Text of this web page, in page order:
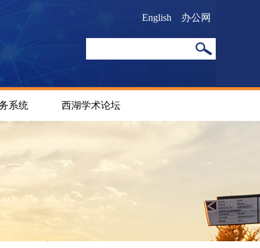
办公网
English
系统 西湖学术论坛